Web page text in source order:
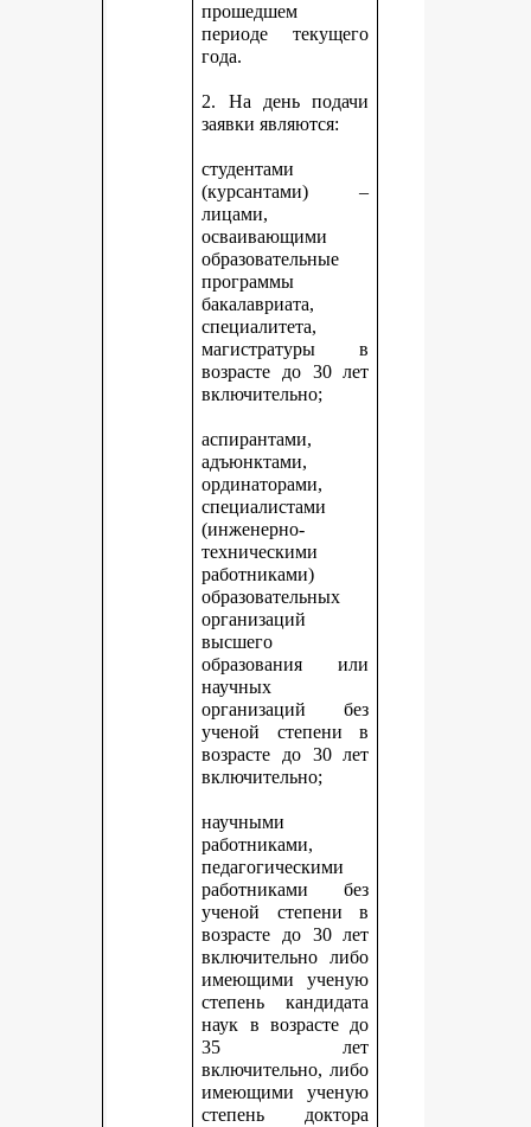
прошедшем
периоде текущего
года.
2. На день подачи
заявки являются:
студентами
(курсантами) –
лицами,
осваивающими
образовательные
программы
бакалавриата,
специалитета,
магистратуры в
возрасте до 30 лет
включительно;
аспирантами,
адъюнктами,
ординаторами,
специалистами
(инженерно-
техническими
работниками)
образовательных
организаций
высшего
образования или
научных
организаций без
ученой степени в
возрасте до 30 лет
включительно;
научными
работниками,
педагогическими
работниками без
ученой степени в
возрасте до 30 лет
включительно либо
имеющими ученую
степень кандидата
наук в возрасте до
35 лет
включительно, либо
имеющими ученую
степень доктора